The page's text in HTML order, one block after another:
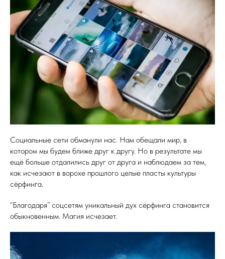
Социальные сети обманули нас. Нам обещали мир, в
котором мы будем ближе друг к другу. Но в результате мы
ещё больше отдалились друг от друга и наблюдаем за тем,
как исчезают в ворохе прошлого целые пласты культуры
сёрфинга.
“Благодаря” соцсетям уникальный дух сёрфинга становится
обыкновенным. Магия исчезает.